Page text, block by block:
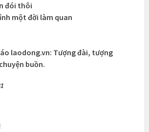
đói thôi
một đời làm quan
laodong.vn: Tượng đài, tượng
buồn.